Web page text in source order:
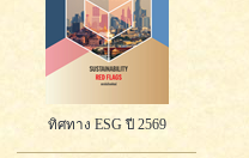
ทิศทาง ESG ปี 2569